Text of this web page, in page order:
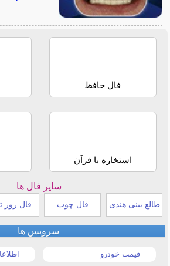
فال حافظ
استخاره با قرآن
سایر فال ها
طالع بینی هندی فال چوب فال روز
سرویس ها
قیمت خودرو